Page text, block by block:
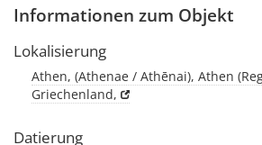
Informationen zum Objekt
Lokalisierung
Athen, (Athenae / Athēnai), Athen
Griechenland,
Datierung